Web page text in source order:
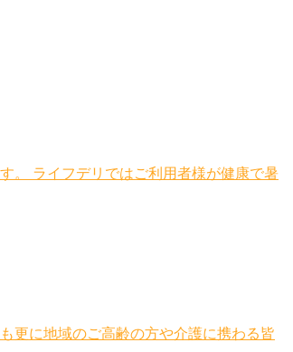
。 ライフデリではご利用者様が健康で暑
更に地域のご高齢の方や介護に携わる皆